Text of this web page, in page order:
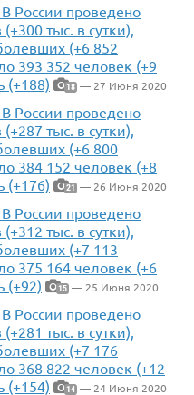
России проведено
тыс. в сутки),
(+6 852
393 352 человек (+9
(+188)
18 — 27 Июня 2020
России проведено
тыс. в сутки),
(+6 800
384 152 человек (+8
(+176)
21 — 26 Июня 2020
России проведено
тыс. в сутки),
(+7 113
375 164 человек (+6
(+92)
15 — 25 Июня 2020
России проведено
тыс. в сутки),
(+7 176
368 822 человек (+12
(+154)
14 — 24 Июня 2020